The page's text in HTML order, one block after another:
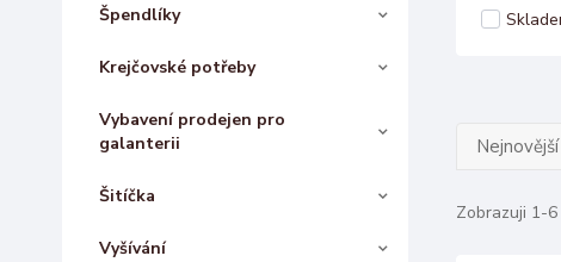
Špendlíky
Krejčovské potřeby
Vybavení prodejen pro
galanterii
Šitíčka
Vyšívání
Nejnovější
Zobrazuji 1-